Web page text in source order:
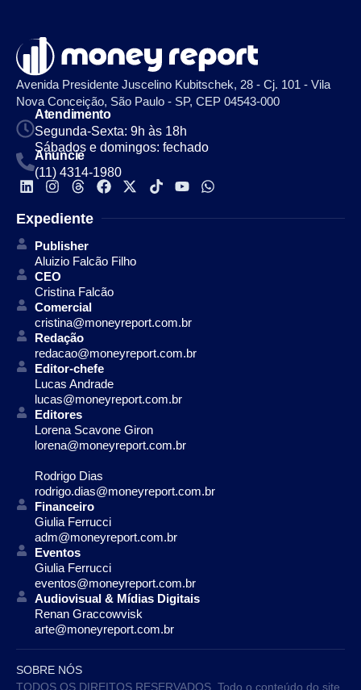
Avenida Presidente Juscelino Kubitschek, 28 - Cj. 101 - Vila
Nova Conceição, São Paulo - SP, CEP 04543-000
Atendimento
Segunda-Sexta: 9h às 18h
Sábados e domingos: fechado
Anuncie
(11) 4314-1980
Expediente
Publisher
Aluizio Falcão Filho
CEO
Cristina Falcão
Comercial
cristina@moneyreport.com.br
Redação
redacao@moneyreport.com.br
Editor-chefe
Lucas Andrade
lucas@moneyreport.com.br
Editores
Lorena Scavone Giron
lorena@moneyreport.com.br
Rodrigo Dias
rodrigo.dias@moneyreport.com.br
Financeiro
Giulia Ferrucci
adm@moneyreport.com.br
Eventos
Giulia Ferrucci
eventos@moneyreport.com.br
Audiovisual & Mídias Digitais
Renan Graccowvisk
arte@moneyreport.com.br
SOBRE NÓS
TODOS OS DIREITOS RESERVADOS. Todo o conteúdo do site,